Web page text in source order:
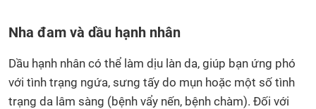
Nha đam và dầu hạnh nhân
Dầu hạnh nhân có thể làm dịu làn da, giúp bạn ứng phó
với tình trạng ngứa, sưng tấy do mụn hoặc một số tình
trạng da lâm sàng (bệnh vẩy nến, bệnh chàm). Đối với